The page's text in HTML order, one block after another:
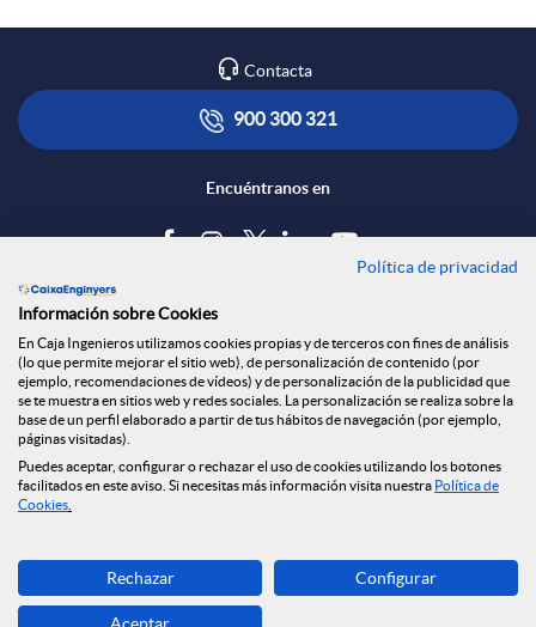
Contacta
900 300 321
Encuéntranos en
Tablón de anuncios
Política de cookies
Aviso legal
Seguridad Online
Privacidad
Canal denuncias
Descarga ahora
Banca MOBILE
Política de privacidad
Información sobre Cookies
En Caja Ingenieros utilizamos cookies propias y de terceros con fines de análisis
(lo que permite mejorar el sitio web), de personalización de contenido (por
ejemplo, recomendaciones de vídeos) y de personalización de la publicidad que
se te muestra en sitios web y redes sociales. La personalización se realiza sobre la
base de un perfil elaborado a partir de tus hábitos de navegación (por ejemplo,
páginas visitadas).
Puedes aceptar, configurar o rechazar el uso de cookies utilizando los botones
facilitados en este aviso. Si necesitas más información visita nuestra Política de
Cookies
Rechazar Configurar